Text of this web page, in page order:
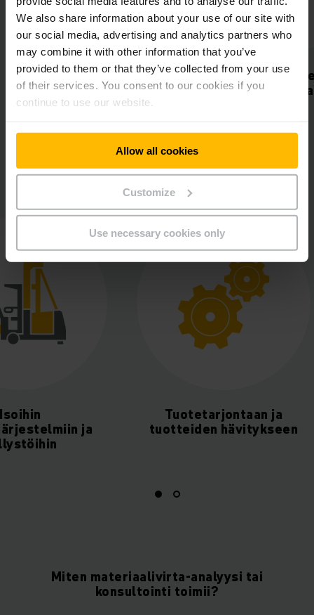
We also share information about your use of our site with
our social media, advertising and analytics partners who
may combine it with other information that you’ve
provided to them or that they’ve collected from your use
of their services. You consent to our cookies if you
continue to use our website.
Allow all cookies
Customize
Use necessary cookies only
Tuotteiden
lähettämiseen ja noutoon
varastojärjestelmiin ja
tuotteiden
Miten materiaalivirta-analyysi tai
konsultointi toimii?